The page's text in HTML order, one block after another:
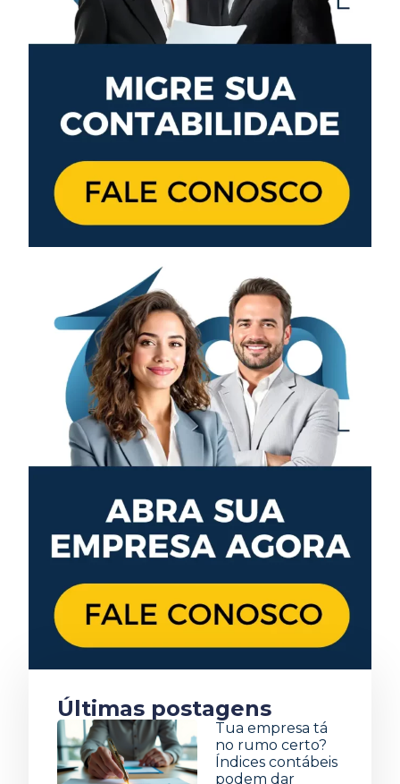
Últimas postagens
Tua empresa tá
no rumo certo?
Índices contábeis
podem dar